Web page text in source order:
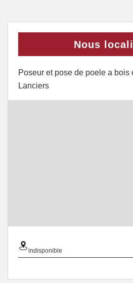
Nous
Poseur et pose de poele a bois
Lanciers
indisponible